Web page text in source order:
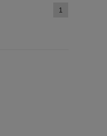
1